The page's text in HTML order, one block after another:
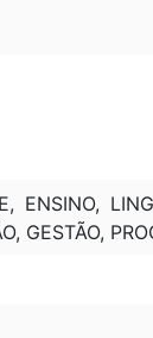
ENSINO,
GESTÃO,